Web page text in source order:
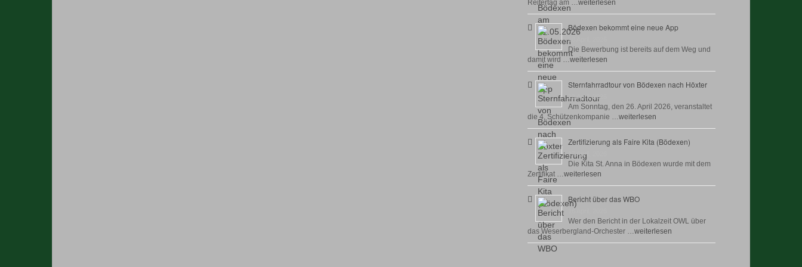
Reitertag am …weiterlesen
Bödexen bekommt eine neue App
28 April, 2026
Die Bewerbung ist bereits auf dem Weg und
damit wird …weiterlesen
Sternfahrradtour von Bödexen nach Höxter
23 April, 2026
Am Sonntag, den 26. April 2026, veranstaltet
die 4. Schützenkompanie …weiterlesen
Zertifizierung als Faire Kita (Bödexen)
17 April, 2026
Die Kita St. Anna in Bödexen wurde mit dem
Zertifikat …weiterlesen
Bericht über das WBO
Wer den Bericht in der Lokalzeit OWL über
das Weserbergland-Orchester …weiterlesen